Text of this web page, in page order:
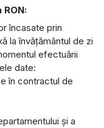
încasate prin
la învăţământul de zi
efectuării
date:
în contractul de
şi a